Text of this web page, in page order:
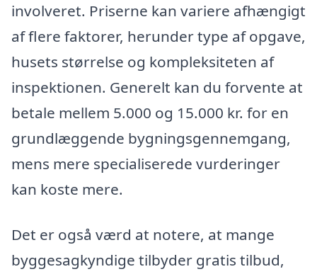
involveret. Priserne kan variere afhængigt
af flere faktorer, herunder type af opgave,
husets størrelse og kompleksiteten af
inspektionen. Generelt kan du forvente at
betale mellem 5.000 og 15.000 kr. for en
grundlæggende bygningsgennemgang,
mens mere specialiserede vurderinger
kan koste mere.
Det er også værd at notere, at mange
byggesagkyndige tilbyder gratis tilbud,